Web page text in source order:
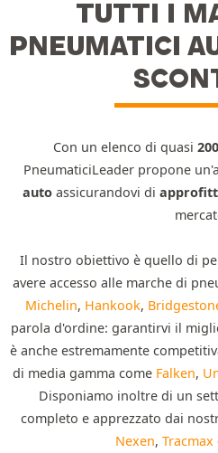
TUTTI I
PNEUMATICI
Con un elenco di quasi
PneumaticiLeader propone
auto assicurandovi di
Il nostro obiettivo è quello di
avere accesso alle marche di
Michelin, Hankook,
parola d'ordine: garantirvi il
è anche estremamente
di media gamma come Falken,
Disponiamo inoltre di un
completo e apprezzato dai
Nexen, Tracmax